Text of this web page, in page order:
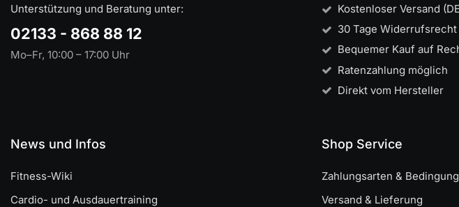
Unterstützung und Beratung unter:
02133 - 868 88 12
Mo–Fr, 10:00 – 17:00 Uhr
Kostenloser Versand
30 Tage Widerrufsrecht
Bequemer Kauf auf
Ratenzahlung möglich
Direkt vom Hersteller
News und Infos
Fitness-Wiki
Cardio- und Ausdauertraining
Shop Service
Zahlungsarten &
Versand & Lieferung